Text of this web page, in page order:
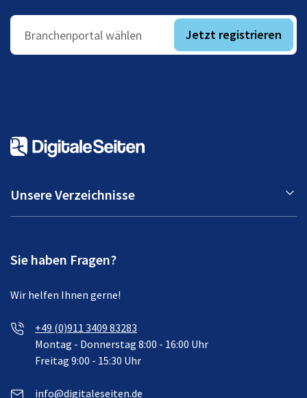
Branchenportal wählen Jetzt registrieren
Unsere Verzeichnisse
Sie haben Fragen?
Wir helfen Ihnen gerne!
+49 (0)911 3409 83283
Montag - Donnerstag 8:00 - 16:00 Uhr
Freitag 9:00 - 15:30 Uhr
info@digitaleseiten.de